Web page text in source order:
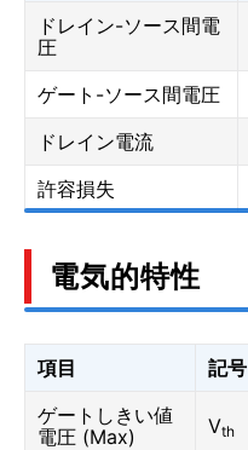
ドレイン-ソース間電
圧
ゲート-ソース間電圧
ドレイン電流
許容損失
電気的特性
項目 記号
ゲートしきい値
電圧 (Max)
Vth